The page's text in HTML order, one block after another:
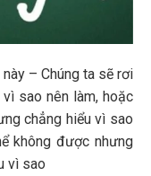
này – Chúng ta sẽ rơi
sao nên làm, hoặc
chẳng hiểu vì sao
không được nhưng
vì sao